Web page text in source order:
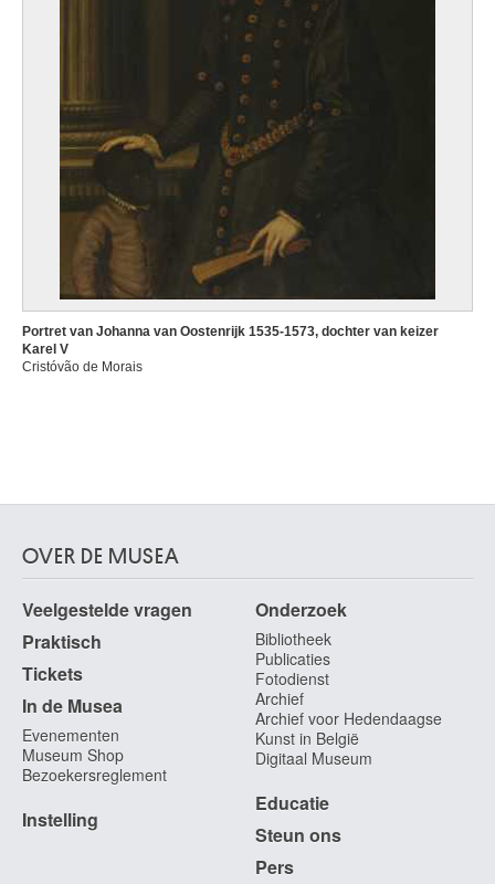
Portret van Johanna van Oostenrijk 1535-1573, dochter van keizer
Karel V
Cristóvão de Morais
OVER DE MUSEA
Veelgestelde vragen
Praktisch
Tickets
In de Musea
Evenementen
Museum Shop
Bezoekersreglement
Instelling
Onderzoek
Bibliotheek
Publicaties
Fotodienst
Archief
Archief voor Hedendaagse
Kunst in België
Digitaal Museum
Educatie
Steun ons
Pers